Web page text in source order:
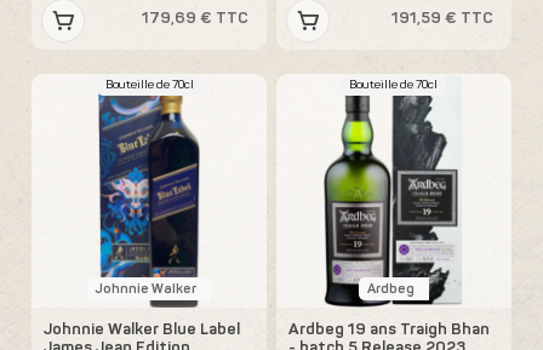
179,69 € TTC
191,59 € TTC
Bouteille de 70cl
Johnnie Walker
Johnnie Walker Blue Label
Bouteille de 70cl
Ardbeg
Ardbeg 19 ans Traigh Bhan